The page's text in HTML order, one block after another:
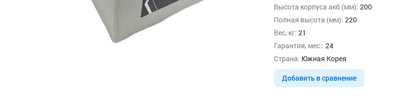
Высота корпуса акб (мм): 200
Полная высота (мм): 220
Вес, кг: 21
Гарантия, мес.: 24
Страна: Южная Корея
Добавить в сравнение